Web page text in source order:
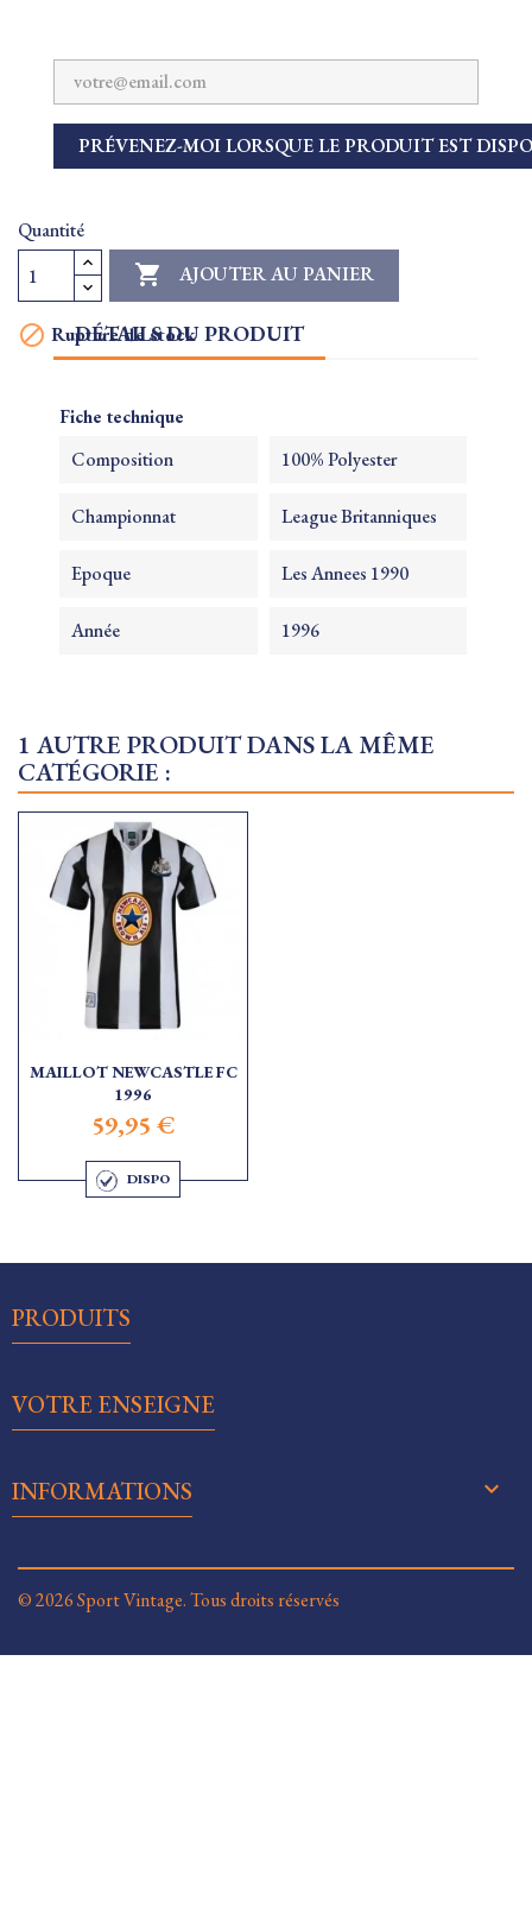
Quantité
 AJOUTER AU PANIER
 Rupture de stock
PRÉVENEZ-MOI LORSQUE LE PRODUIT EST
DÉTAILS DU PRODUIT
Fiche technique
Composition 100% Polyester
Championnat League Britanniques
Epoque Les Annees 1990
Année 1996
1 AUTRE PRODUIT DANS LA MÊME
CATÉGORIE :
MAILLOT NEWCASTLE FC
1996
59,95 €
DISPO
PRODUITS
VOTRE ENSEIGNE
INFORMATIONS keyboard_arrow_down
© 2026 Sport Vintage. Tous droits réservés